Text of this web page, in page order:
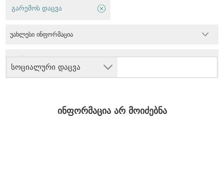
სოციალური დაცვა
გარემოს დაცვა
უახლესი ინფორმაცია
ინფორმაცია არ მოიძებნა